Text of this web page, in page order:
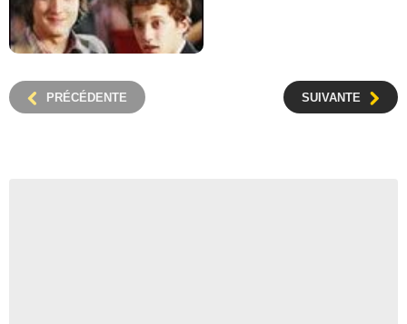
PRÉCÉDENTE SUIVANTE